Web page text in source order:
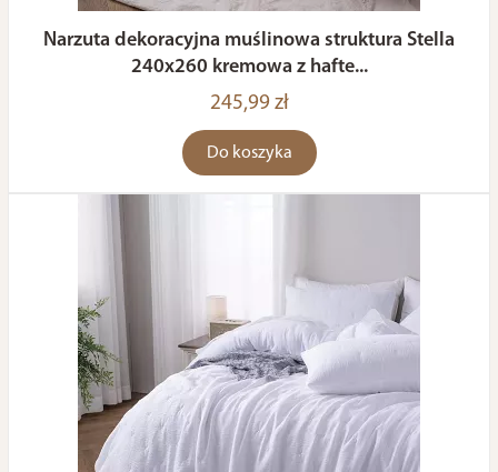
Narzuta dekoracyjna muślinowa struktura Stella
240x260 kremowa z hafte...
245,99 zł
Do koszyka